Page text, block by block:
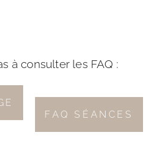
à consulter les FAQ :
FAQ SÉANCES